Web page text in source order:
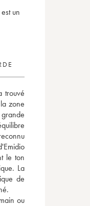
un
trouvé
zone
le ton
La
de
ou